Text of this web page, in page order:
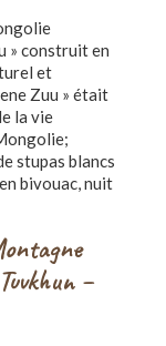
» construit en
et
Zuu » était
la vie
stupas blancs
bivouac, nuit
–